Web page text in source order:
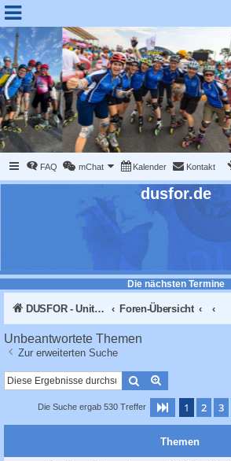
FAQ mChat Kalender Kontakt
dusfor.de
Die nächsten Termine
DUSFOR - United Sk8 Nations :: Inline skaten in Düsseldorf Foren-Übersicht
Unbeantwortete Themen
Zur erweiterten Suche
Suche
Die Suche ergab 530 Treffer Seite 1von
1 2 3
Themen